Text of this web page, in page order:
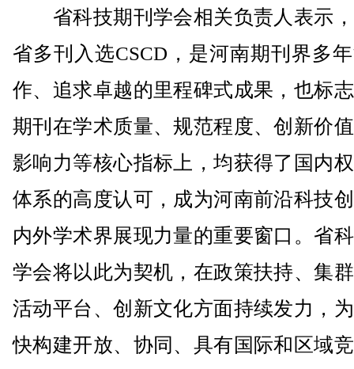
省科技期刊学会相关负责人表示
省多刊入选CSCD，是河南期刊界多
作、追求卓越的里程碑式成果，也标
期刊在学术质量、规范程度、创新价
影响力等核心指标上，均获得了国内
体系的高度认可，成为河南前沿科技
内外学术界展现力量的重要窗口。省
学会将以此为契机，在政策扶持、集
活动平台、创新文化方面持续发力，
快构建开放、协同、具有国际和区域